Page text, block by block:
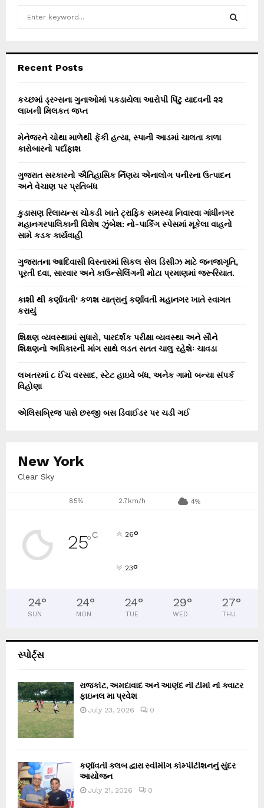
h
o
r
Recent Posts
કચ્છમાં ડ્રગ્સના ગુનાઓમાં પકડાયેલા આરોપી પિંટુ યાદવની ૨૨
લાખની મિલકત જપ્ત
મેનેજરને ચોથા માળેથી ફેંકી હત્યા, સ્પાની આડમાં ચાલતા કાળા
કારોબારનો પર્દાફાશ
ગુજરાત સરકારનો ઐતિહાસિક ર્નિણય એનાલોગ પનીરના ઉત્પાદન
અને વેચાણ પર પ્રતિબંધ
કુડાસણ રિલાયન્સ ચોકડી ખાતે ટ્રાફિક સમસ્યા નિવારવા ગાંધીનગર
મહાનગરપાલિકાની વિશેષ ઝુંબેશ: નો-પાર્કિંગ સ્પેસમાં મૂકેલા વાહનો
સામે કડક કાર્યવાહી
ગુજરાતના આદિવાસી વિસ્તારમાં સિકલ સેલ ડિસીઝ માટે જનજાગૃતિ,
પૂરતી દવા, સારવાર અને કાઉન્સેલિંગની મોટા પ્રમાણમાં જરૂરિયાત.
કાશી થી કર્ણાવતી‘ કળશ યાત્રાનું કર્ણાવતી મહાનગર ખાતે સ્વાગત
કરાયું
શિક્ષણ વ્યવસ્થામાં સુધારો, પારદર્શક પરીક્ષા વ્યવસ્થા અને સૌને
શિક્ષણનો અધિકારની માંગ સાથે લડત સતત ચાલુ રહેશેઃ ચાવડા
લખતરમાં ૮ ઈંચ વરસાદ, સ્ટેટ હાઇવે બંધ, અનેક ગામો બન્યા સંપર્ક
વિહોણા
એલિસબ્રિજ પાસે છસ્જી બસ ડિવાઈડર પર ચડી ગઈ
New York
Clear Sky
85% 2.7km/h 4%
25°C 26°
23°
24°
SUN
24°
MON
24°
TUE
29°
WED
27°
THU
સ્પોર્ટ્સ
રાજકોટ, અમદાવાદ અને આણંદ ની ટીમો નો ક્વાટર
ફાઇનલ મા પ્રવેશ
July 23, 2026 0
કર્ણાવતી ક્લબ દ્વારા સ્વીમીંગ કોમ્પીટીશનનું સુંદર
આયોજન
July 21, 2026 0